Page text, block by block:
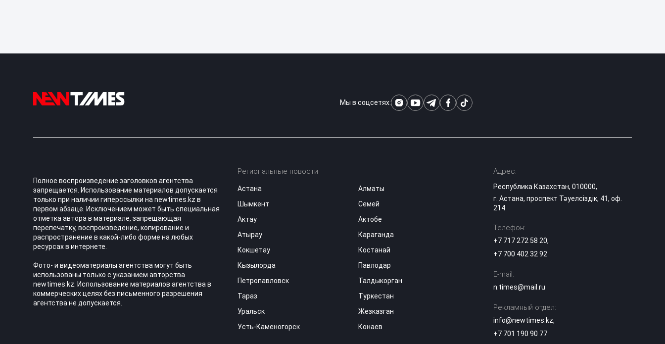
Мы в соцсетях:
Полное воспроизведение заголовков агентства
запрещается. Использование материалов допускается
только при наличии гиперссылки на newtimes.kz в
первом абзаце. Исключением может быть специальная
отметка автора в материале, запрещающая
перепечатку, воспроизведение, копирование и
распространение в какой-либо форме на любых
ресурсах в интернете.
Фото- и видеоматериалы агентства могут быть
использованы только с указанием авторства
newtimes.kz. Использование материалов агентства в
коммерческих целях без письменного разрешения
агентства не допускается.
Региональные новости
Астана
Алматы
Шымкент
Семей
Актау
Актобе
Атырау
Караганда
Кокшетау
Костанай
Кызылорда
Павлодар
Петропавловск
Талдыкорган
Тараз
Туркестан
Уральск
Жезказган
Усть-Каменогорск
Конаев
Адрес:
Республика Казахстан, 010000,
г. Астана, проспект Тәуелсіздік, 41, оф.
214
Телефон:
+7 717 272 58 20,
+7 700 402 32 92
E-mail:
n.times@mail.ru
Рекламный отдел:
info@newtimes.kz,
+7 701 190 90 77